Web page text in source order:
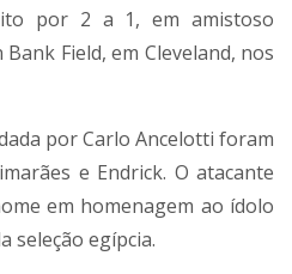
por 2 a 1, em amistoso
Field, em Cleveland, nos
por Carlo Ancelotti foram
e Endrick. O atacante
em homenagem ao ídolo
seleção egípcia.